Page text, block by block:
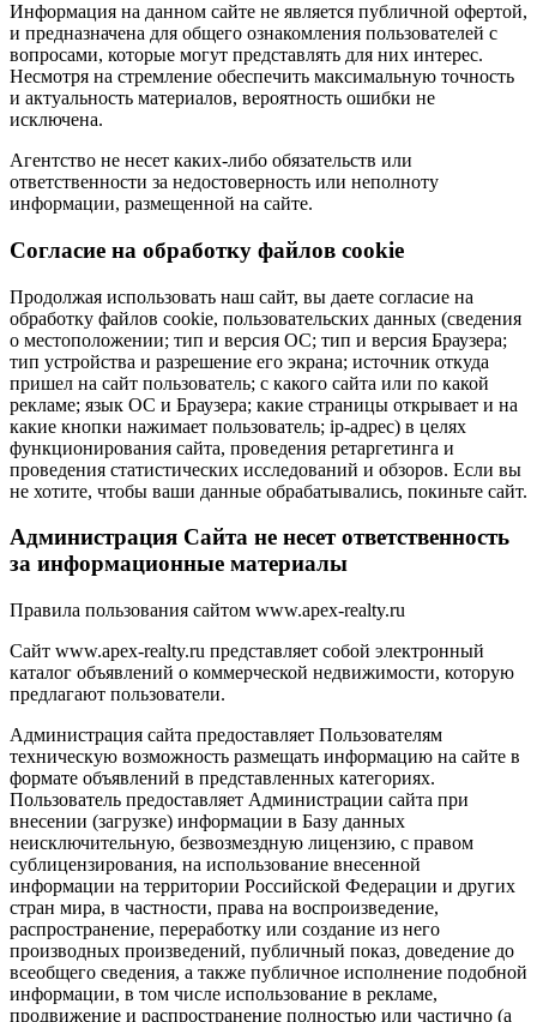
Информация на данном сайте не является публичной офертой,
и предназначена для общего ознакомления пользователей с
вопросами, которые могут представлять для них интерес.
Несмотря на стремление обеспечить максимальную точность
и актуальность материалов, вероятность ошибки не
исключена.
Агентство не несет каких-либо обязательств или
ответственности за недостоверность или неполноту
информации, размещенной на сайте.
Cогласие на обработку файлов cookie
Продолжая использовать наш сайт, вы даете согласие на
обработку файлов cookie, пользовательских данных (сведения
о местоположении; тип и версия ОС; тип и версия Браузера;
тип устройства и разрешение его экрана; источник откуда
пришел на сайт пользователь; с какого сайта или по какой
рекламе; язык ОС и Браузера; какие страницы открывает и на
какие кнопки нажимает пользователь; ip-адрес) в целях
функционирования сайта, проведения ретаргетинга и
проведения статистических исследований и обзоров. Если вы
не хотите, чтобы ваши данные обрабатывались, покиньте сайт.
Администрация Сайта не несет ответственность
за информационные материалы
Правила пользования сайтом www.apex-realty.ru
Сайт www.apex-realty.ru представляет собой электронный
каталог объявлений о коммерческой недвижимости, которую
предлагают пользователи.
Администрация сайта предоставляет Пользователям
техническую возможность размещать информацию на сайте в
формате объявлений в представленных категориях.
Пользователь предоставляет Администрации сайта при
внесении (загрузке) информации в Базу данных
неисключительную, безвозмездную лицензию, с правом
сублицензирования, на использование внесенной
информации на территории Российской Федерации и других
стран мира, в частности, права на воспроизведение,
распространение, переработку или создание из него
производных произведений, публичный показ, доведение до
всеобщего сведения, а также публичное исполнение подобной
информации, в том числе использование в рекламе,
продвижение и распространение полностью или частично (а